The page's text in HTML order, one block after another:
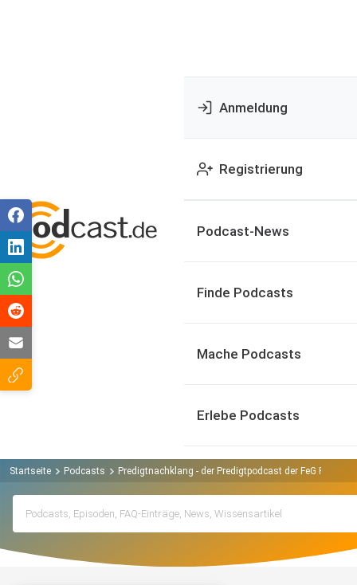
Anmeldung
Registrierung
Podcast-News
Finde Podcasts
Mache Podcasts
Erlebe Podcasts
Startseite Podcasts Predigtnachklang - der Predigtpodcast der FeG Rems-